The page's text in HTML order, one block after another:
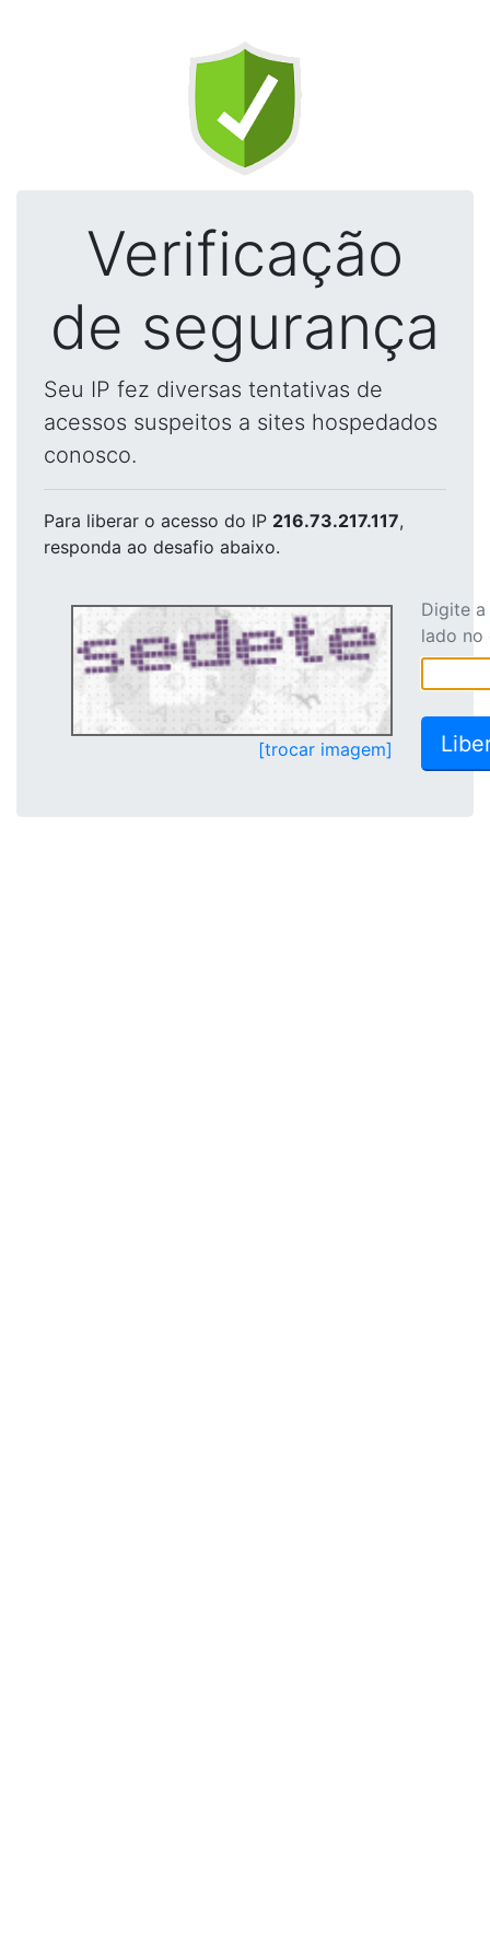
Verificação
de segurança
Seu IP fez diversas tentativas de
acessos suspeitos a sites hospedados
conosco.
Para liberar o acesso do IP 216.73.217.117,
responda ao desafio abaixo.
[trocar imagem]
Digite
lado no